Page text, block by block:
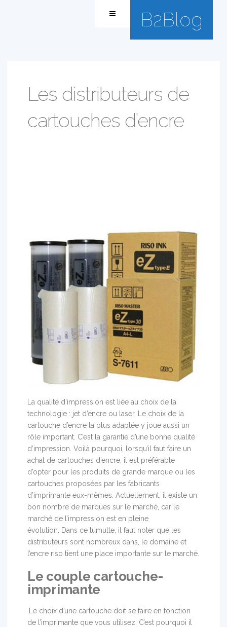
B2Blog
Les distributeurs de
cartouches d’encre
La qualité d’impression est liée au choix de la
technologie : jet d’encre ou laser. Le choix de la
cartouche d’encre la plus adaptée y joue aussi un
rôle important. C’est la garantie d’une bonne qualité
d’impression. Voilà pourquoi, lorsqu’il faut faire un
achat de cartouches d’encre, il est préférable
d’opter pour les produits de grande marque ou les
cartouches proposées par les fabricants
d’imprimante eux-mêmes. Actuellement, il existe un
bon nombre de marques sur le marché, car le
marché de l’impression est en pleine
évolution. Dans ce tumulte, il faut noter que les
distributeurs sont nombreux dans, le domaine et
l’encre riso tient une place importante sur le marché.
Le couple cartouche-
imprimante
Le choix d’une cartouche doit se faire en fonction
de l’imprimante que vous utilisez. C’est pourquoi il